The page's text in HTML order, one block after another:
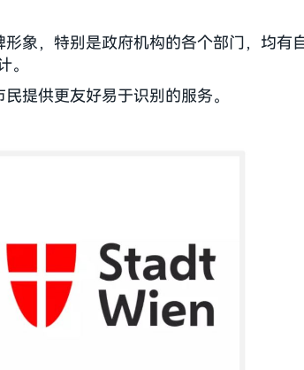
象，特别是政府机构的各个部门，均有
。
提供更友好易于识别的服务。